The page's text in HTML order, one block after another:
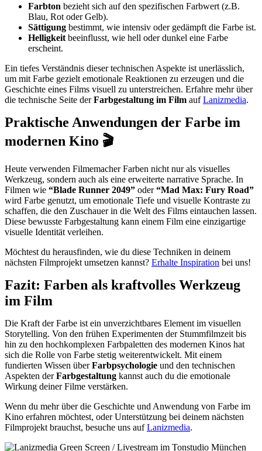
Farbton bezieht sich auf den spezifischen Farbwert (z.B.
Blau, Rot oder Gelb).
Sättigung bestimmt, wie intensiv oder gedämpft die Farbe ist.
Helligkeit beeinflusst, wie hell oder dunkel eine Farbe
erscheint.
Ein tiefes Verständnis dieser technischen Aspekte ist unerlässlich,
um mit Farbe gezielt emotionale Reaktionen zu erzeugen und die
Geschichte eines Films visuell zu unterstreichen. Erfahre mehr über
die technische Seite derFarbgestaltung im Film aufLanizmedia.
Praktische Anwendungen der Farbe im
modernen Kino 🎬
Heute verwenden Filmemacher Farben nicht nur als visuelles
Werkzeug, sondern auch als eine erweiterte narrative Sprache. In
Filmen wie “Blade Runner 2049” oder“Mad Max: Fury Road”
wird Farbe genutzt, um emotionale Tiefe und visuelle Kontraste zu
schaffen, die den Zuschauer in die Welt des Films eintauchen lassen.
Diese bewusste Farbgestaltung kann einem Film eine einzigartige
visuelle Identität verleihen.
Möchtest du herausfinden, wie du diese Techniken in deinem
nächsten Filmprojekt umsetzen kannst? Erhalte Inspiration bei uns!
Fazit: Farben als kraftvolles Werkzeug
im Film
Die Kraft der Farbe ist ein unverzichtbares Element im visuellen
Storytelling. Von den frühen Experimenten der Stummfilmzeit bis
hin zu den hochkomplexen Farbpaletten des modernen Kinos hat
sich die Rolle von Farbe stetig weiterentwickelt. Mit einem
fundierten Wissen überFarbpsychologie und den technischen
Aspekten derFarbgestaltung kannst auch du die emotionale
Wirkung deiner Filme verstärken.
Wenn du mehr über die Geschichte und Anwendung von Farbe im
Kino erfahren möchtest, oder Unterstützung bei deinem nächsten
Filmprojekt brauchst, besuche uns aufLanizmedia.